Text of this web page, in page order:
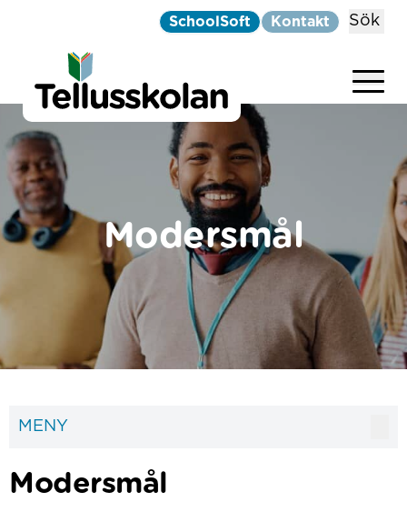
SchoolSoft Kontakt Sök
Hoppa till innehåll
Telluskolan
Modersmål
Modersmål
MENY